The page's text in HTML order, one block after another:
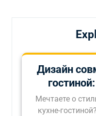
Дизайн
Мечтаете о
кухне-